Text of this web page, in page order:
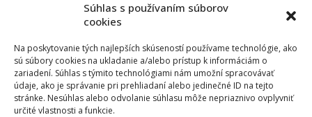
Súhlas s používaním súborov
cookies
Na poskytovanie tých najlepších skúseností používame technológie, ako
sú súbory cookies na ukladanie a/alebo prístup k informáciám o
zariadení. Súhlas s týmito technológiami nám umožní spracovávať
údaje, ako je správanie pri prehliadaní alebo jedinečné ID na tejto
stránke. Nesúhlas alebo odvolanie súhlasu môže nepriaznivo ovplyvniť
určité vlastnosti a funkcie.
FEVA Slovakia SK s.r.o.
831 04 Bratislava
IČO: 50922688
DIČ: 2120539388
IČ DPH: SK2120539388